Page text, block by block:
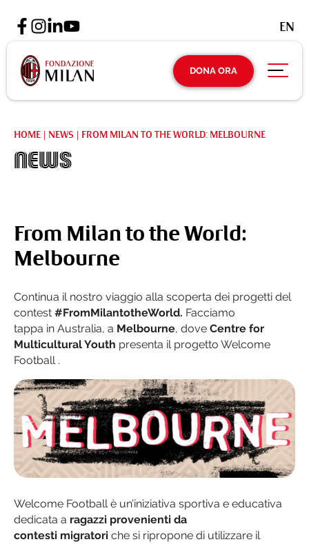
DONA ORA
EN
HOME | NEWS | FROM MILAN TO THE WORLD: MELBOURNE
News
From Milan to the World:
Melbourne
Continua il nostro viaggio alla scoperta dei progetti del
contest #FromMilantotheWorld. Facciamo
tappa in Australia, a Melbourne, dove Centre for
Multicultural Youth presenta il progetto Welcome
Football .
Welcome Football è un’iniziativa sportiva e educativa
dedicata a ragazzi provenienti da
contesti migratori che si ripropone di utilizzare il